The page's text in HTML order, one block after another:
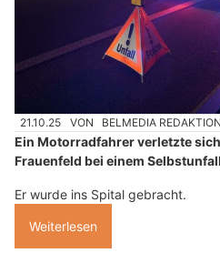
21.10.25 VON BELMEDIA REDAKTION
Ein Motorradfahrer verletzte
Frauenfeld bei einem
Er wurde ins Spital gebracht.
Weiterlesen